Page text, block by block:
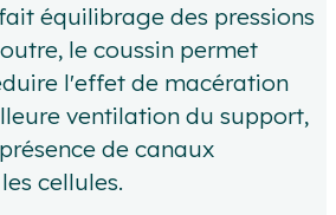
équilibrage des pressions
le coussin permet
l'effet de macération
ventilation du support,
de canaux
cellules.